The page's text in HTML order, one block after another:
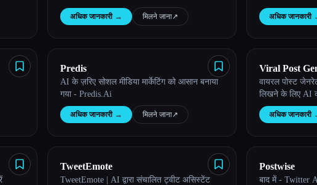
अधिक जानकारी → मिलने जाना↗︎ अधिक जानकारी
Predis
AI के ज़रिए सोशल मीडिया मार्केटिंग को आसान बनाया
गया - Predis.Ai
अधिक जानकारी → मिलने जाना↗︎
Viral Post
वायरल पोस्ट
लिखने के लिए AI
अधिक जानकारी
TweetEmote
TweetEmote | AI द्वारा संचालित ट्वीट असिस्टेंट
Postwise
बाद में -